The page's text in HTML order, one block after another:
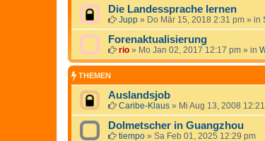
Die Landessprache lernen
Jupp » Do Mär 15, 2018 2:31 pm » in
Forenaktualisierung
rio » Mo Jan 02, 2017 12:17 pm » in
THEMEN
Auslandsjob
Caribe-Klaus » Mi Aug 13, 2008
Dolmetscher in Guangzhou
tiempo » Sa Feb 01, 2025 12:29 pm